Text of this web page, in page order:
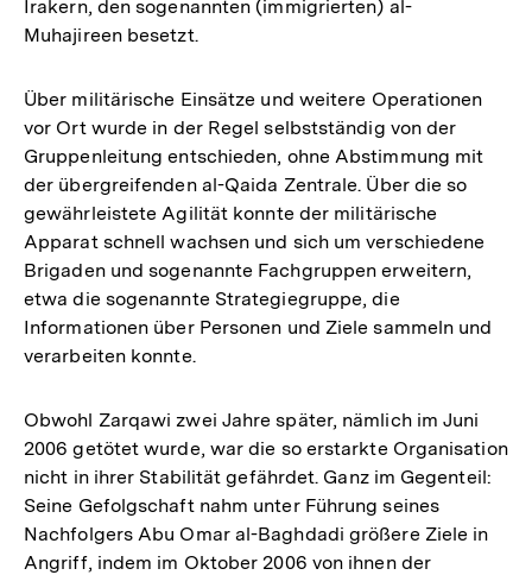
Irakern, den sogenannten (immigrierten) al-
Muhajireen besetzt.
Über militärische Einsätze und weitere Operationen
vor Ort wurde in der Regel selbstständig von der
Gruppenleitung entschieden, ohne Abstimmung mit
der übergreifenden al-Qaida Zentrale. Über die so
gewährleistete Agilität konnte der militärische
Apparat schnell wachsen und sich um verschiedene
Brigaden und sogenannte Fachgruppen erweitern,
etwa die sogenannte Strategiegruppe, die
Informationen über Personen und Ziele sammeln und
verarbeiten konnte.
Obwohl Zarqawi zwei Jahre später, nämlich im Juni
2006 getötet wurde, war die so erstarkte Organisation
nicht in ihrer Stabilität gefährdet. Ganz im Gegenteil:
Seine Gefolgschaft nahm unter Führung seines
Nachfolgers Abu Omar al-Baghdadi größere Ziele in
Angriff, indem im Oktober 2006 von ihnen der